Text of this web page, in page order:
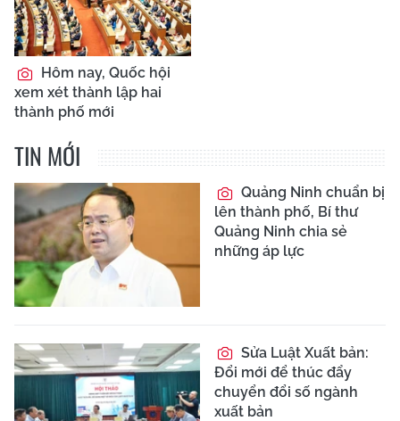
Hôm nay, Quốc hội
xem xét thành lập hai
thành phố mới
TIN MỚI
Quảng Ninh chuẩn bị
lên thành phố, Bí thư
Quảng Ninh chia sẻ
những áp lực
Sửa Luật Xuất bản:
Đổi mới để thúc đẩy
chuyển đổi số ngành
xuất bản